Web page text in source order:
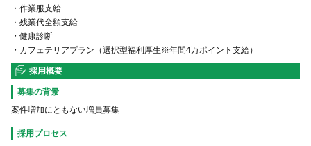
・作業服支給
・残業代全額支給
・健康診断
採用概要
募集の背景
案件増加にともない増員募集
採用プロセス